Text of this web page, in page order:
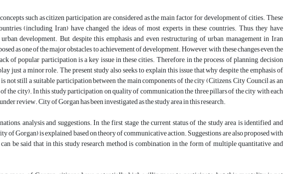
such as citizen participation are considered as the main factor for development of cities. These
(including Iran) have changed the ideas of most experts in these countries. Thus, they have
development. But despite this emphasis and even restructuring of urban management in Iran
as one of the major obstacles to achievement of development. However, with these changes even the
of popular participation is a key issue in these cities. Therefore, in the process of planning, decision
just a minor role. The present study also seeks to explain this issue that why despite the emphasis of
not still a suitable participation between the main components of the city (Citizens, City Council as an
the city). In this study participation on quality of communication the three pillars of the city with each
review. City of Gorgan has been investigated as the study area in this research.
analysis and suggestions. In the first stage the current status of the study area is identified and
of Gorgan) is explained based on theory of communicative action. Suggestions are also proposed with
be said that in this study research method is combination in the form of multiple quantitative and